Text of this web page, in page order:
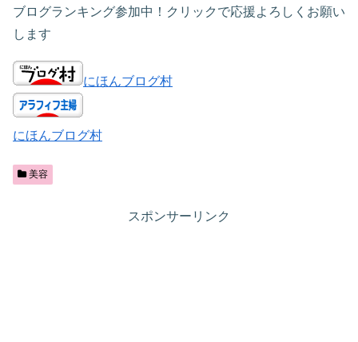
ブログランキング参加中！クリックで応援よろしくお願い
します
にほんブログ村
にほんブログ村
美容
スポンサーリンク